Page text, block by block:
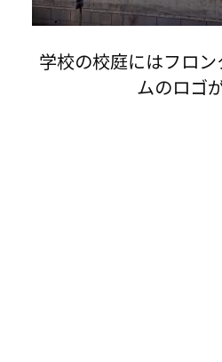
学校の校庭にはフロ
ムのロゴ